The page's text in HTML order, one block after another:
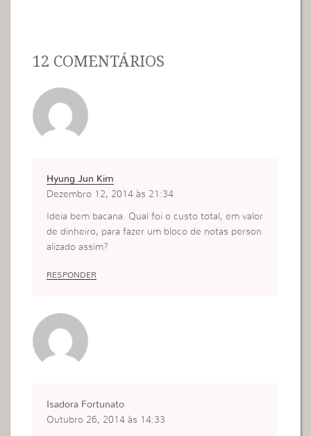
12 COMENTÁRIOS
Hyung Jun Kim
Dezembro 12, 2014 às 21:34
Ideia bem bacana. Qual foi o custo total, em valor
de dinheiro, para fazer um bloco de notas person
alizado assim?
RESPONDER
Isadora Fortunato
Outubro 26, 2014 às 14:33